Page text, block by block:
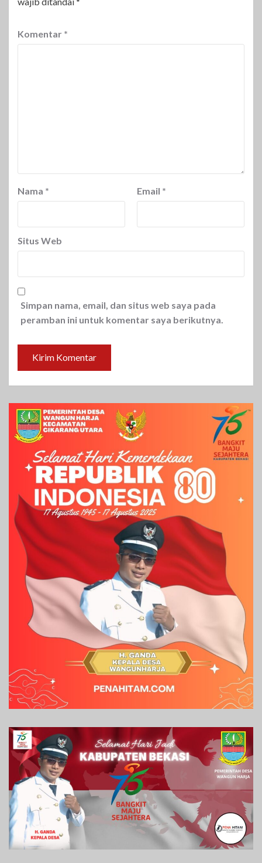
Komentar *
Nama * Email *
Situs Web
Simpan nama, email, dan situs web saya pada
peramban ini untuk komentar saya berikutnya.